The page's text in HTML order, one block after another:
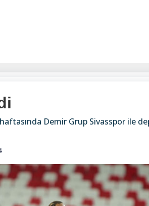
Demir Grup Sivasspor ile